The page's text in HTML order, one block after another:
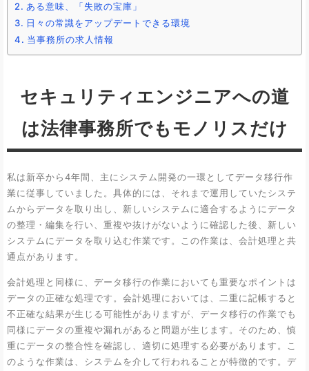
ある意味、「失敗の宝庫」
日々の常識をアップデートできる環境
当事務所の求人情報
セキュリティエンジニアへの道
は法律事務所でもモノリスだけ
私は新卒から4年間、主にシステム開発の一環としてデータ移行作
業に従事していました。具体的には、それまで運用していたシステ
ムからデータを取り出し、新しいシステムに適合するようにデータ
の整理・編集を行い、重複や抜けがないように確認した後、新しい
システムにデータを取り込む作業です。この作業は、会計処理と共
通点があります。
会計処理と同様に、データ移行の作業においても重要なポイントは
データの正確な処理です。会計処理においては、二重に記帳すると
不正確な結果が生じる可能性がありますが、データ移行の作業でも
同様にデータの重複や漏れがあると問題が生じます。そのため、慎
重にデータの整合性を確認し、適切に処理する必要があります。こ
のような作業は、システムを介して行われることが特徴的です。デ